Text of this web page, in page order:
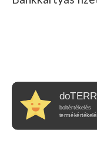
boltértékelés